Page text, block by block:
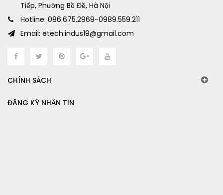
Tiếp, Phường Bồ Đề, Hà Nội
Hotline: 086.675.2969-0989.559.211
Email: etech.indus19@gmail.com
CHÍNH SÁCH
ĐĂNG KÝ NHẬN TIN